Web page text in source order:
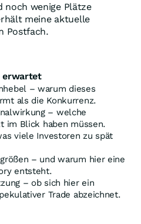
noch wenige Plätze
meine aktuelle
Postfach.
erwartet
– warum dieses
als die Konkurrenz.
– welche
im Blick haben müssen.
viele Investoren zu spät
– und warum hier eine
entsteht.
– ob sich hier ein
Trade abzeichnet.